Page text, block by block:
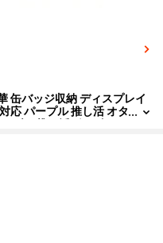
缶バッジ収納 ディスプレイ
パープル 推し活 オタ
ダー 推し活グッズ